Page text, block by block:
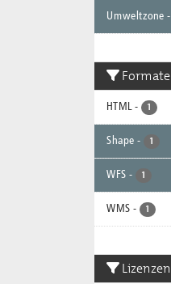
Umweltzone -
Formate
HTML - 1
Shape - 1
WFS - 1
WMS - 1
Lizenzen